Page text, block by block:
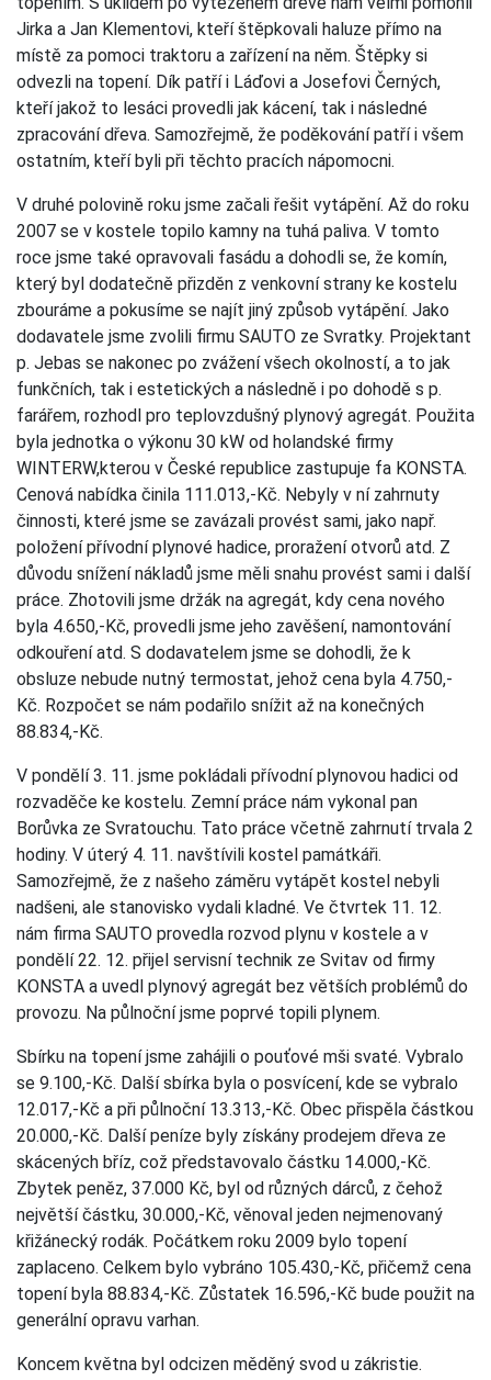
Jirka a Jan Klementovi, kteří štěpkovali haluze přímo na
místě za pomoci traktoru a zařízení na něm. Štěpky si
odvezli na topení. Dík patří i Láďovi a Josefovi Černých,
kteří jakož to lesáci provedli jak kácení, tak i následné
zpracování dřeva. Samozřejmě, že poděkování patří i všem
ostatním, kteří byli při těchto pracích nápomocni.
V druhé polovině roku jsme začali řešit vytápění. Až do roku
2007 se v kostele topilo kamny na tuhá paliva. V tomto
roce jsme také opravovali fasádu a dohodli se, že komín,
který byl dodatečně přizděn z venkovní strany ke kostelu
zbouráme a pokusíme se najít jiný způsob vytápění. Jako
dodavatele jsme zvolili firmu SAUTO ze Svratky. Projektant
p. Jebas se nakonec po zvážení všech okolností, a to jak
funkčních, tak i estetických a následně i po dohodě s p.
farářem, rozhodl pro teplovzdušný plynový agregát. Použita
byla jednotka o výkonu 30 kW od holandské firmy
WINTERW,kterou v České republice zastupuje fa KONSTA.
Cenová nabídka činila 111.013,-Kč. Nebyly v ní zahrnuty
činnosti, které jsme se zavázali provést sami, jako např.
položení přívodní plynové hadice, proražení otvorů atd. Z
důvodu snížení nákladů jsme měli snahu provést sami i další
práce. Zhotovili jsme držák na agregát, kdy cena nového
byla 4.650,-Kč, provedli jsme jeho zavěšení, namontování
odkouření atd. S dodavatelem jsme se dohodli, že k
obsluze nebude nutný termostat, jehož cena byla 4.750,-
Kč. Rozpočet se nám podařilo snížit až na konečných
88.834,-Kč.
V pondělí 3. 11. jsme pokládali přívodní plynovou hadici od
rozvaděče ke kostelu. Zemní práce nám vykonal pan
Borůvka ze Svratouchu. Tato práce včetně zahrnutí trvala 2
hodiny. V úterý 4. 11. navštívili kostel památkáři.
Samozřejmě, že z našeho záměru vytápět kostel nebyli
nadšeni, ale stanovisko vydali kladné. Ve čtvrtek 11. 12.
nám firma SAUTO provedla rozvod plynu v kostele a v
pondělí 22. 12. přijel servisní technik ze Svitav od firmy
KONSTA a uvedl plynový agregát bez větších problémů do
provozu. Na půlnoční jsme poprvé topili plynem.
Sbírku na topení jsme zahájili o pouťové mši svaté. Vybralo
se 9.100,-Kč. Další sbírka byla o posvícení, kde se vybralo
12.017,-Kč a při půlnoční 13.313,-Kč. Obec přispěla částkou
20.000,-Kč. Další peníze byly získány prodejem dřeva ze
skácených bříz, což představovalo částku 14.000,-Kč.
Zbytek peněz, 37.000 Kč, byl od různých dárců, z čehož
největší částku, 30.000,-Kč, věnoval jeden nejmenovaný
křižánecký rodák. Počátkem roku 2009 bylo topení
zaplaceno. Celkem bylo vybráno 105.430,-Kč, přičemž cena
topení byla 88.834,-Kč. Zůstatek 16.596,-Kč bude použit na
generální opravu varhan.
Koncem května byl odcizen měděný svod u zákristie.